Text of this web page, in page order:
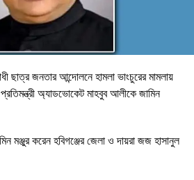
ছাত্র জনতার আন্দোলনে হামলা ভাংচুরের মামলায়
অ্যাডভোকেট মাহবুব আলীকে জামিন
মঞ্জুর করেন হবিগঞ্জের জেলা ও দায়রা জজ হাসানুল